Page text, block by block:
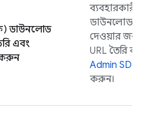
ডাউনলোড
এবং
করুন
ডাউনলোড
দেওয়ার জন্য
URL তৈরি করতে
Admin SDK
করুন।